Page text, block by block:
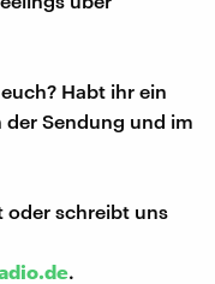
Habt ihr ein
Sendung und im
oder schreibt uns
.